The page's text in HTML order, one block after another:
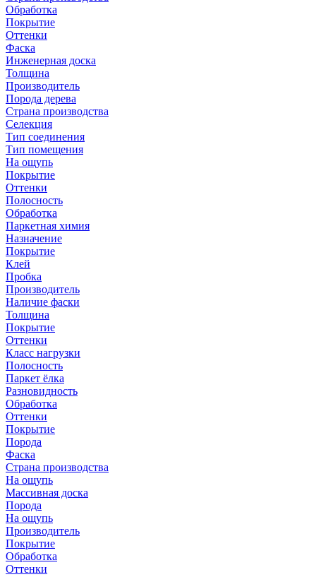
Обработка
Покрытие
Оттенки
Фаска
Инженерная доска
Толщина
Производитель
Порода дерева
Страна производства
Селекция
Тип соединения
Тип помещения
На ощупь
Покрытие
Оттенки
Полосность
Обработка
Паркетная химия
Назначение
Покрытие
Клей
Пробка
Производитель
Наличие фаски
Толщина
Покрытие
Оттенки
Класс нагрузки
Полосность
Паркет ёлка
Разновидность
Обработка
Оттенки
Покрытие
Порода
Фаска
Страна производства
На ощупь
Массивная доска
Порода
На ощупь
Производитель
Покрытие
Обработка
Оттенки